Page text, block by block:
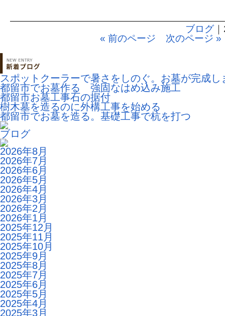
ブログ
« 前のページ
次のページ »
スポットクーラーで暑さをしのぐ。お墓が完成し
都留市でお墓作る 強固なはめ込み施工
都留市お墓工事石の据付
樹木墓を造るのに外構工事を始める
都留市でお墓を造る。基礎工事で杭を打つ
ブログ
2026年8月
2026年7月
2026年6月
2026年5月
2026年4月
2026年3月
2026年2月
2026年1月
2025年12月
2025年11月
2025年10月
2025年9月
2025年8月
2025年7月
2025年6月
2025年5月
2025年4月
2025年3月